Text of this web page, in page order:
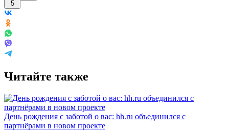
5
Читайте также
День рождения с заботой о вас: hh.ru объединился с
партнёрами в новом проекте